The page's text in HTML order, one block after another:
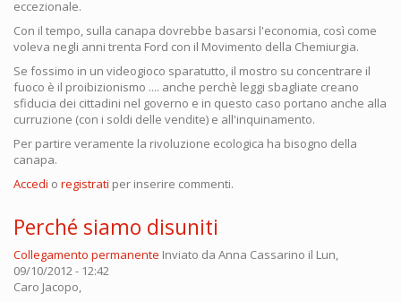
eccezionale.
Con il tempo, sulla canapa dovrebbe basarsi l'economia, così come
voleva negli anni trenta Ford con il Movimento della Chemiurgia.
Se fossimo in un videogioco sparatutto, il mostro su concentrare il
fuoco è il proibizionismo .... anche perchè leggi sbagliate creano
sfiducia dei cittadini nel governo e in questo caso portano anche alla
curruzione (con i soldi delle vendite) e all'inquinamento.
Per partire veramente la rivoluzione ecologica ha bisogno della
canapa.
Accedi o registrati per inserire commenti.
Perché siamo disuniti
Collegamento permanente Inviato da Anna Cassarino il Lun,
09/10/2012 - 12:42
Caro Jacopo,